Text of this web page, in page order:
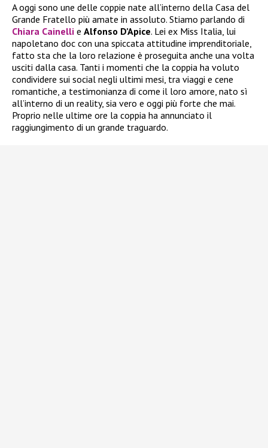
A oggi sono une delle coppie nate all’interno della Casa del
Grande Fratello più amate in assoluto. Stiamo parlando di
Chiara Cainelli e Alfonso D’Apice. Lei ex Miss Italia, lui
napoletano doc con una spiccata attitudine imprenditoriale,
fatto sta che la loro relazione è proseguita anche una volta
usciti dalla casa. Tanti i momenti che la coppia ha voluto
condividere sui social negli ultimi mesi, tra viaggi e cene
romantiche, a testimonianza di come il loro amore, nato sì
all’interno di un reality, sia vero e oggi più forte che mai.
Proprio nelle ultime ore la coppia ha annunciato il
raggiungimento di un grande traguardo.